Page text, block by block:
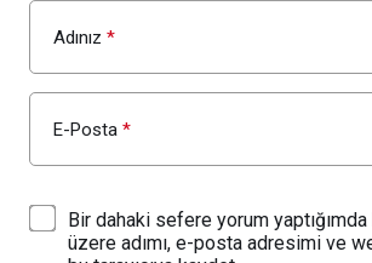
Adınız *
E-Posta *
Bir dahaki sefere yorum yaptığımda
üzere adımı, e-posta adresimi ve